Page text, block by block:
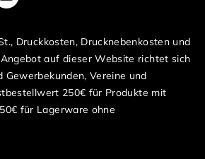
Druckkosten, Drucknebenkosten und
auf dieser Website richtet sich
Gewerbekunden, Vereine und
250€ für Produkte mit
für Lagerware ohne